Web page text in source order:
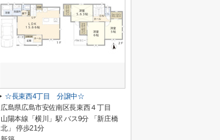
☆長束西4丁目 分譲中☆
広島県広島市安佐南区長束西４丁目
山陽本線「横川」駅 バス9分 「新庄橋
北」 停歩21分